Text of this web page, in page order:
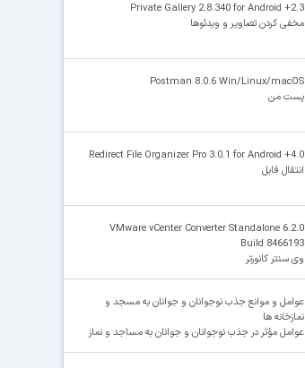
Private Gallery 2.8.340 for Android +2.3
مخفی کردن تصاویر و ویدئوها
Postman 8.0.6 Win/Linux/macOS
پست من
Redirect File Organizer Pro 3.0.1 for Android +4.0
انتقال فایل
VMware vCenter Converter Standalone 6.2.0
Build 8466193
وی سنتر کانورتر
عوامل و موانع جذب نوجوانان و جوانان به مسجد و
نمازخانه ها
عوامل مؤثر در جذب نوجوانان و جوانان به مساجد و نماز